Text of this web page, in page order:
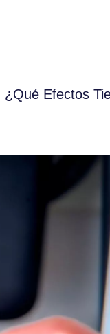
¿Qué Efectos